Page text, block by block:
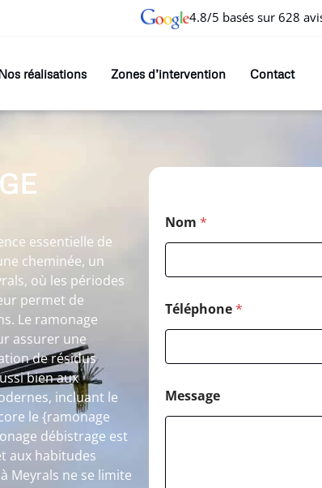
4.8/5 basés sur 628
réalisations Zones d’intervention Contact
essentielle de
cheminée, un
où les périodes
permet de
Le ramonage
assurer une
de résidus
bien aux
incluant le
le {ramonage
débistrage est
aux habitudes
Meyrals ne se limite
Nom *
Téléphone*
Message